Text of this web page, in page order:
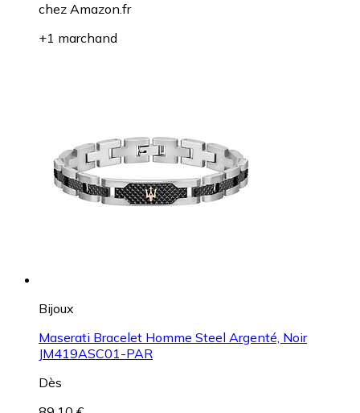
chez Amazon.fr
+1 marchand
Bijoux
Maserati Bracelet Homme Steel Argenté, Noir
JM419ASC01-PAR
Dès